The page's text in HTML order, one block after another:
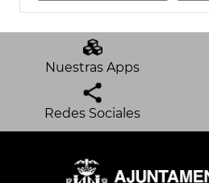
Nuestras Apps
Redes Sociales